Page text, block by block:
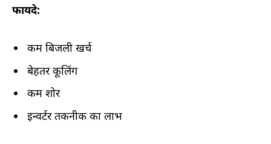
फायदे:
कम बिजली खर्च
बेहतर कूलिंग
कम शोर
इन्वर्टर तकनीक का लाभ